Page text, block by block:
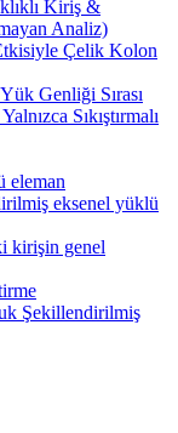
Kiriş &
Analiz)
Çelik Kolon
Genliği Sırası
Sıkıştırmalı
eleman
eksenel yüklü
kirişin genel
Şekillendirilmiş